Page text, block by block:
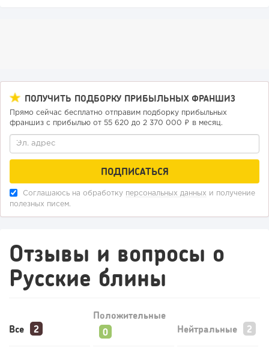
ПОЛУЧИТЬ ПОДБОРКУ ПРИБЫЛЬНЫХ ФРАНШИЗ
Прямо сейчас бесплатно отправим подборку прибыльных
франшиз с прибылью от 55 620 до 2 370 000 ₽ в месяц.
Соглашаюсь на обработку персональных данных и получение
полезных писем.
Отзывы и вопросы о
Русские блины
Все
Положительные
Нейтральные